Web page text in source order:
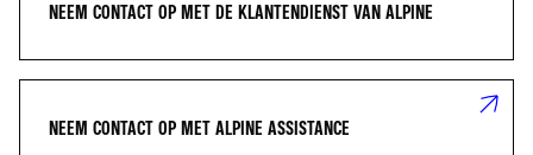
NEEM CONTACT OP MET DE KLANTENDIENST VAN ALPINE
NEEM CONTACT OP MET ALPINE ASSISTANCE